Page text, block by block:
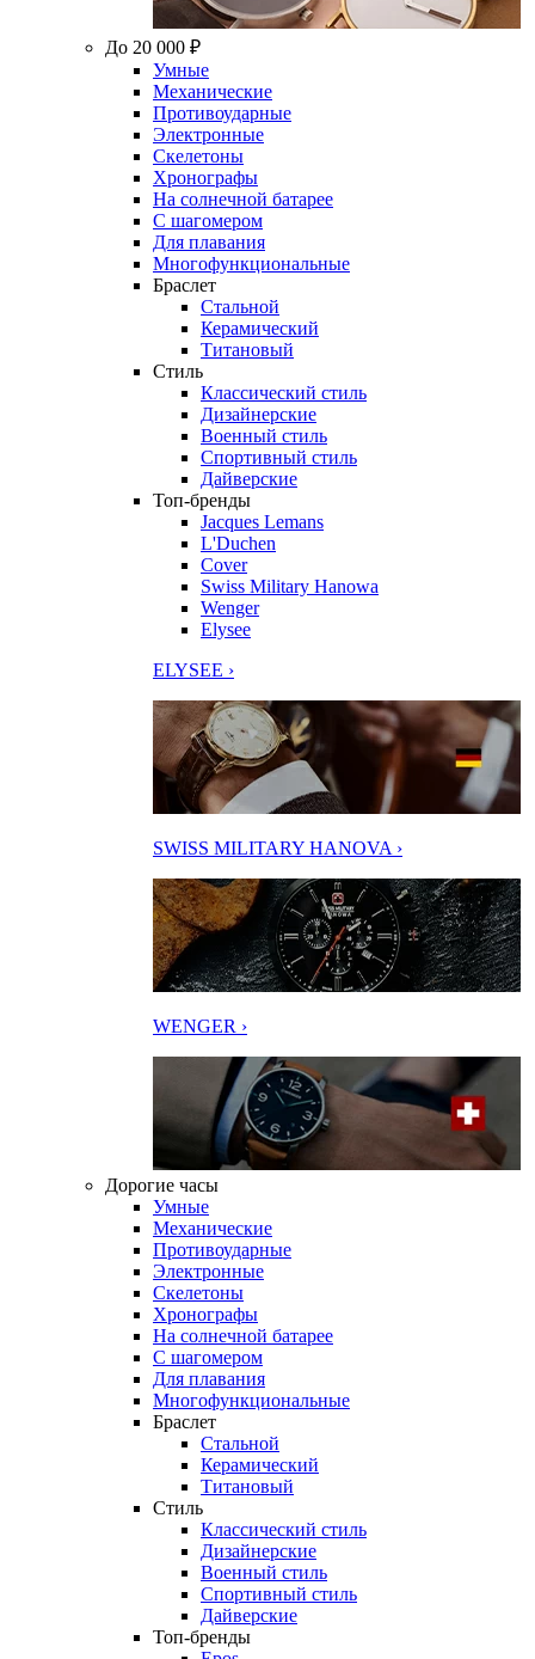
До 20 000 ₽
Умные
Механические
Противоударные
Электронные
Скелетоны
Хронографы
На солнечной батарее
С шагомером
Для плавания
Многофункциональные
Браслет
Стальной
Керамический
Титановый
Стиль
Классический стиль
Дизайнерские
Военный стиль
Спортивный стиль
Дайверские
Топ-бренды
Jacques Lemans
L'Duchen
Cover
Swiss Military Hanowa
Wenger
Elysee
ELYSEE ›
SWISS MILITARY HANOVA ›
WENGER ›
Дорогие часы
Умные
Механические
Противоударные
Электронные
Скелетоны
Хронографы
На солнечной батарее
С шагомером
Для плавания
Многофункциональные
Браслет
Стальной
Керамический
Титановый
Стиль
Классический стиль
Дизайнерские
Военный стиль
Спортивный стиль
Дайверские
Топ-бренды